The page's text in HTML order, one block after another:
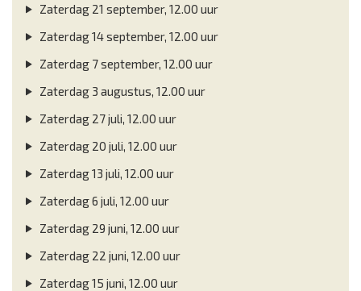
Zaterdag 21 september, 12.00 uur
Zaterdag 14 september, 12.00 uur
Zaterdag 7 september, 12.00 uur
Zaterdag 3 augustus, 12.00 uur
Zaterdag 27 juli, 12.00 uur
Zaterdag 20 juli, 12.00 uur
Zaterdag 13 juli, 12.00 uur
Zaterdag 6 juli, 12.00 uur
Zaterdag 29 juni, 12.00 uur
Zaterdag 22 juni, 12.00 uur
Zaterdag 15 juni, 12.00 uur